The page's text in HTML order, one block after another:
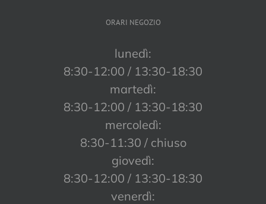
ORARI NEGOZIO
lunedì:
8:30-12:00 / 13:30-18:30
martedì:
8:30-12:00 / 13:30-18:30
mercoledì:
8:30-11:30 / chiuso
giovedì:
8:30-12:00 / 13:30-18:30
venerdì: